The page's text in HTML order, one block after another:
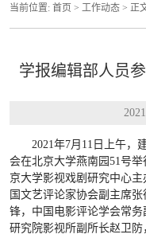
当前位置: 首页 > 工作动态 > 正
学报编辑部人员
2021年7月11日上午，
会在北京大学燕南园51号
京大学影视戏剧研究中心
国文艺评论家协会副主席
锋，中国电影评论学会常
研究院影视所副所长赵卫